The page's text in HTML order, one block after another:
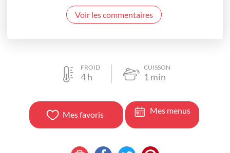
Voir les commentaires
FROID
4h
CUISSON
1 min
Mes favoris Mes menus